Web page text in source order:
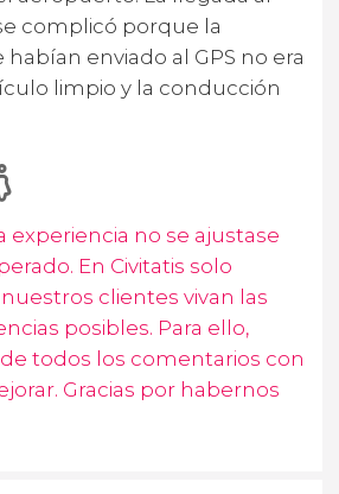
complicó porque la
enviado al GPS no era
limpio y la conducción
experiencia no se ajustase
En Civitatis solo
clientes vivan las
posibles. Para ello,
todos los comentarios con
Gracias por habernos